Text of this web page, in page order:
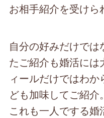
お相手紹介を受けら
自分の好みだけで
たご紹介も婚活には
ィールだけではわ
ども加味してご紹介。
これも一人でする